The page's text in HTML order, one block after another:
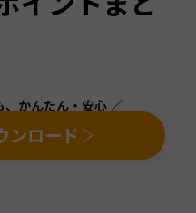
かんたん・安心 ／
ンロード